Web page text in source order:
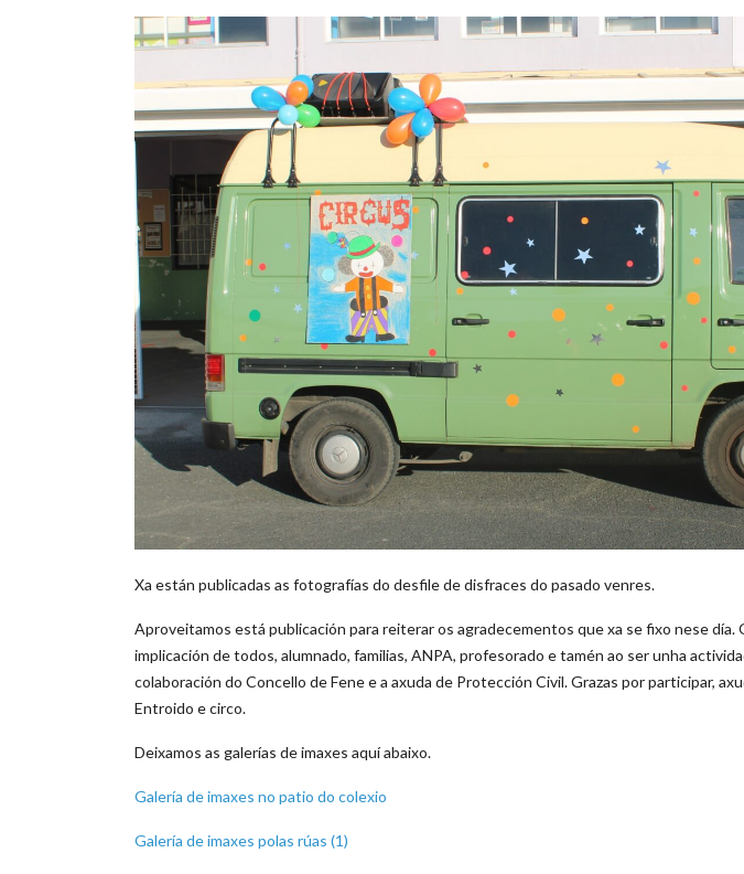
Xa están publicadas as fotografías do desfile de disfraces do pasado venres.
Aproveitamos está publicación para reiterar os agradecementos que xa se fixo nese día.
implicación de todos, alumnado, familias, ANPA, profesorado e tamén ao ser unha
colaboración do Concello de Fene e a axuda de Protección Civil. Grazas por participar,
Entroido e circo.
Deixamos as galerías de imaxes aquí abaixo.
Galería de imaxes no patio do colexio
Galería de imaxes polas rúas (1)